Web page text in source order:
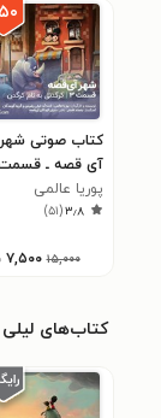
کتاب صوتی شهر
آی قصه ـ
سوم: کرگدنی به
کرگدن
پوریا عالمی
۳٫۸(۵۱)
۱۵,۰۰۰ ۷,۵۰۰
کتاب‌های